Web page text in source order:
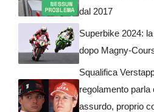
dal 2017
Superbike 2024:
dopo Magny-
Squalifica
regolamento parla
assurdo, proprio